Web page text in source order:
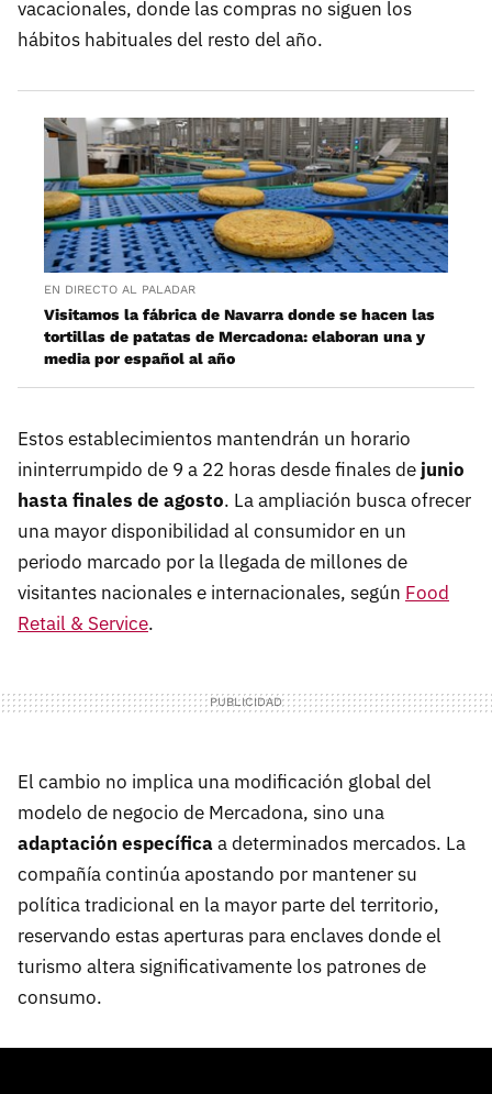
vacacionales, donde las compras no siguen los
hábitos habituales del resto del año.
EN DIRECTO AL PALADAR
Visitamos la fábrica de Navarra donde se hacen las
tortillas de patatas de Mercadona: elaboran una y
media por español al año
Estos establecimientos mantendrán un horario
ininterrumpido de 9 a 22 horas desde finales de junio
hasta finales de agosto. La ampliación busca ofrecer
una mayor disponibilidad al consumidor en un
periodo marcado por la llegada de millones de
visitantes nacionales e internacionales, según Food
Retail & Service.
El cambio no implica una modificación global del
modelo de negocio de Mercadona, sino una
adaptación específicaa determinados mercados. La
compañía continúa apostando por mantener su
política tradicional en la mayor parte del territorio,
reservando estas aperturas para enclaves donde el
turismo altera significativamente los patrones de
consumo.